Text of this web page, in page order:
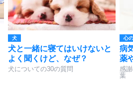
犬
犬と一緒に寝てはいけないと
よく聞くけど、なぜ？
犬についての30の質問
心
病
薬
感
葉